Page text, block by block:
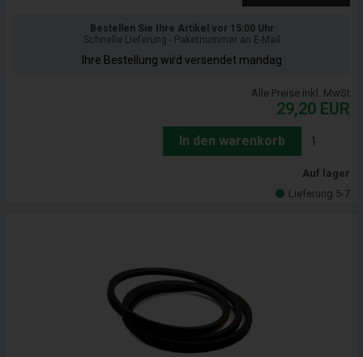
Bestellen Sie Ihre Artikel vor 15:00 Uhr
Schnelle Lieferung - Paketnummer an E-Mail
Ihre Bestellung wird versendet mandag
Alle Preise inkl. MwSt
29,20 EUR
In den warenkorb
Auf lager
Lieferung 5-7